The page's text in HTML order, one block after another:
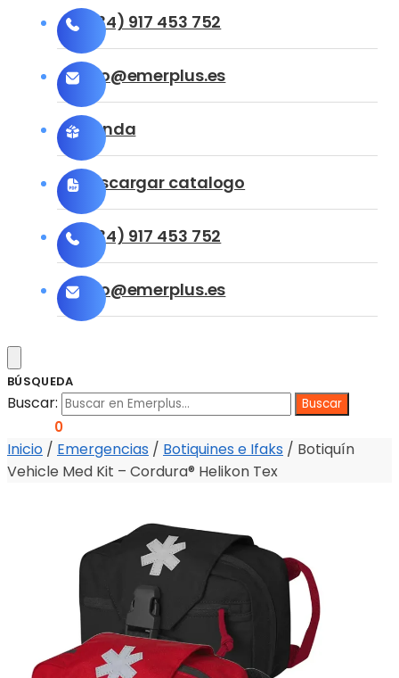
(+34) 917 453 752
info@emerplus.es
Tienda
Descargar catalogo
(+34) 917 453 752
info@emerplus.es
BÚSQUEDA
Buscar:
0
Inicio / Emergencias / Botiquines e Ifaks / Botiquín
Vehicle Med Kit – Cordura® Helikon Tex